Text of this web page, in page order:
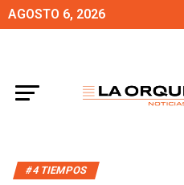
AGOSTO 6, 2026
#4 TIEMPOS